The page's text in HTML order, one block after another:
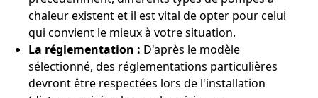
chaleur existent et il est vital de opter pour celui
qui convient le mieux à votre situation.
La réglementation : D'après le modèle
sélectionné, des réglementations particulières
devront être respectées lors de l'installation